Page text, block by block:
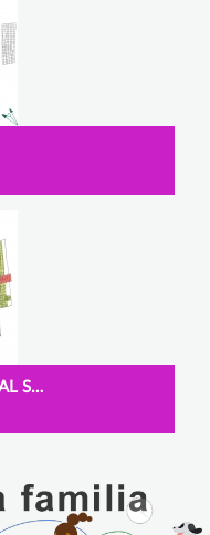
COMPUTER STUDYING NATURAL SCIENCES